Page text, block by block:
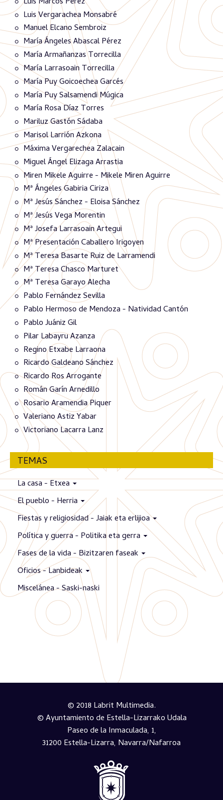
Luis Vergarachea Monsabré
Manuel Elcano Sembroiz
María Ángeles Abascal Pérez
María Armañanzas Torrecilla
María Larrasoain Torrecilla
María Puy Goicoechea Garcés
María Puy Salsamendi Múgica
María Rosa Díaz Torres
Mariluz Gastón Sádaba
Marisol Larrión Azkona
Máxima Vergarechea Zalacain
Miguel Ángel Elizaga Arrastia
Miren Mikele Aguirre - Mikele Miren Aguirre
Mª Ángeles Gabiria Ciriza
Mª Jesús Sánchez - Eloisa Sánchez
Mª Jesús Vega Morentin
Mª Josefa Larrasoain Artegui
Mª Presentación Caballero Irigoyen
Mª Teresa Basarte Ruiz de Larramendi
Mª Teresa Chasco Marturet
Mª Teresa Garayo Alecha
Pablo Fernández Sevilla
Pablo Hermoso de Mendoza - Natividad Cantón
Pablo Juániz Gil
Pilar Labayru Azanza
Regino Etxabe Larraona
Ricardo Galdeano Sánchez
Ricardo Ros Arrogante
Román Garín Arnedillo
Rosario Aramendia Piquer
Valeriano Astiz Yabar
Victoriano Lacarra Lanz
TEMAS
La casa - Etxea
El pueblo - Herria
Fiestas y religiosidad - Jaiak eta erlijioa
Política y guerra - Politika eta gerra
Fases de la vida - Bizitzaren faseak
Oficios - Lanbideak
Miscelánea - Saski-naski
© 2018 Labrit Multimedia.
© Ayuntamiento de Estella-Lizarrako Udala
Paseo de la Inmaculada, 1,
31200 Estella-Lizarra, Navarra/Nafarroa